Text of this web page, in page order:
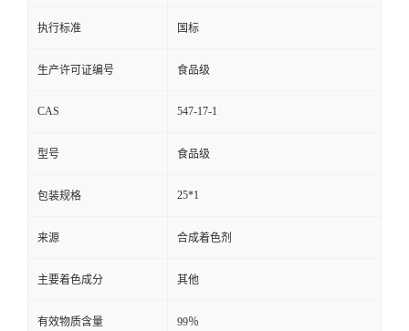
执行标准 国标
生产许可证编号 食品级
CAS 547-17-1
型号 食品级
包装规格 25*1
来源 合成着色剂
主要着色成分 其他
有效物质含量 99％